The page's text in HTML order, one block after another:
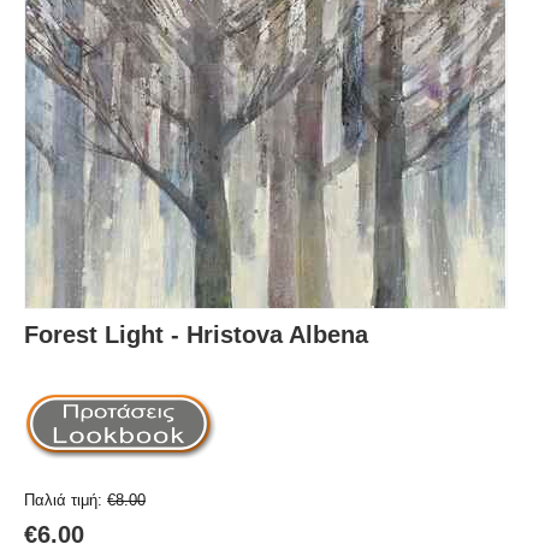
Forest Light - Hristova Albena
Παλιά τιμή: €8.00
€6.00